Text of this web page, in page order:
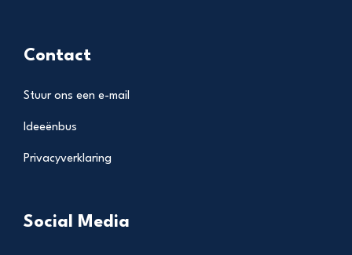
Contact
Stuur ons een e-mail
Ideeënbus
Privacyverklaring
Social Media